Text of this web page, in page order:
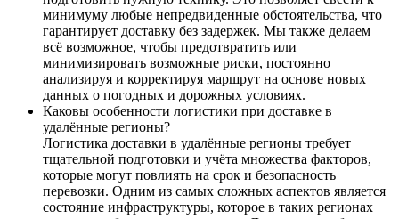
минимуму любые непредвиденные обстоятельства, что
гарантирует доставку без задержек. Мы также делаем
всё возможное, чтобы предотвратить или
минимизировать возможные риски, постоянно
анализируя и корректируя маршрут на основе новых
данных о погодных и дорожных условиях.
Каковы особенности логистики при доставке в
удалённые регионы?
Логистика доставки в удалённые регионы требует
тщательной подготовки и учёта множества факторов,
которые могут повлиять на срок и безопасность
перевозки. Одним из самых сложных аспектов является
состояние инфраструктуры, которое в таких регионах